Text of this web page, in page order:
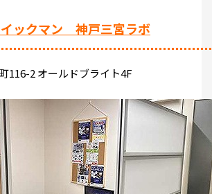
ックマン 神戸三宮ラボ
116-2 オールドブライト4F